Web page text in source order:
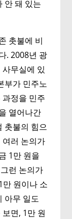
안 돼 있는
촛불에 비
. 2008년 광
무실에 있
부가 민주노
정을 민주
열어나간
촛불의 힘으
여러 논의가
1만 원을
런 논의가
원이나 소
아무 일도
면, 1만 원